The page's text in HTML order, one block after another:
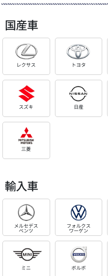
国産車
レクサス トヨタ
スズキ 日産
三菱
輸入車
メルセデス
ベンツ
フォルクス
ワーゲン
ミニ ボルボ